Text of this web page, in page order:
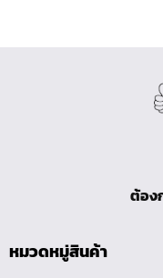
ต้อง
หมวดหมู่สินค้า